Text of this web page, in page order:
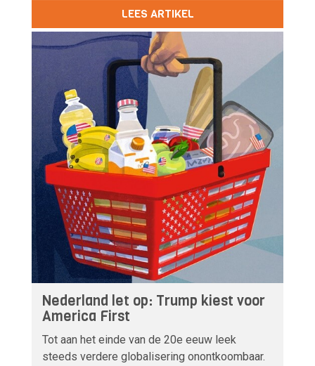
LEES ARTIKEL
Nederland let op: Trump kiest voor
America First
Tot aan het einde van de 20e eeuw leek
steeds verdere globalisering onontkoombaar.